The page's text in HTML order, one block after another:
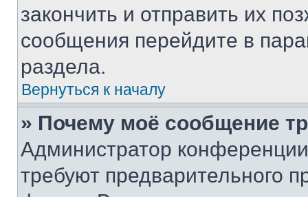
закончить и отправить их
сообщения перейдите в
раздела.
Вернуться к началу
» Почему моё сообщение
Администратор
требуют предварительного